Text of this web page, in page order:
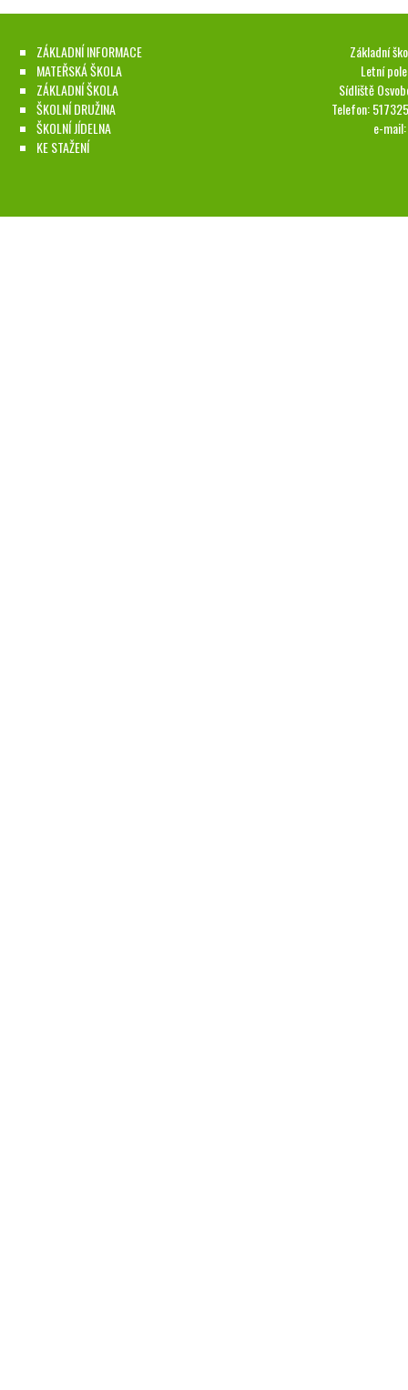
ZÁKLADNÍ INFORMACE
MATEŘSKÁ ŠKOLA
ZÁKLADNÍ ŠKOLA
ŠKOLNÍ DRUŽINA
ŠKOLNÍ JÍDELNA
KE STAŽENÍ
Základní
Letní
Sídliště
Telefon:
e-mail: